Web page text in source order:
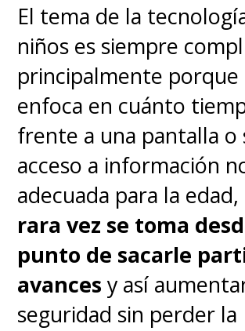
El tema de la
niños es siempre
principalmente porque
enfoca en cuánto
frente a una pantalla o
acceso a información
adecuada para la
rara vez se toma
punto de sacarle
avances y así
seguridad sin perder la